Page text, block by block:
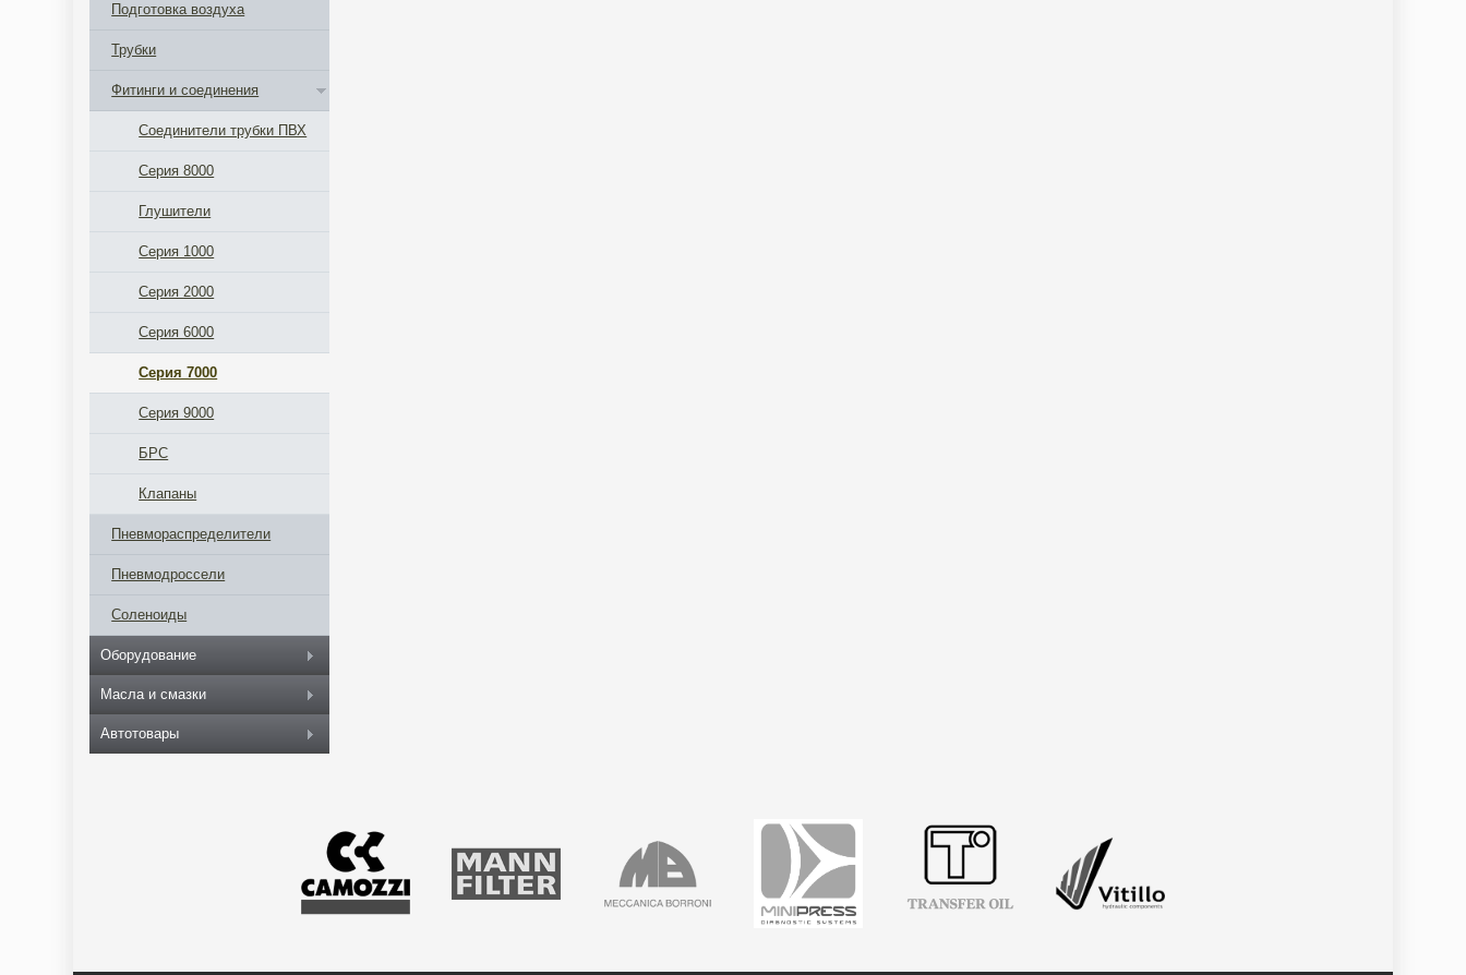
Подготовка воздуха
Трубки
Фитинги и соединения
Соединители трубки ПВХ
Серия 8000
Глушители
Серия 1000
Серия 2000
Серия 6000
Серия 7000
Серия 9000
БРС
Клапаны
Пневмораспределители
Пневмодроссели
Соленоиды
Оборудование
Масла и смазки
Автотовары